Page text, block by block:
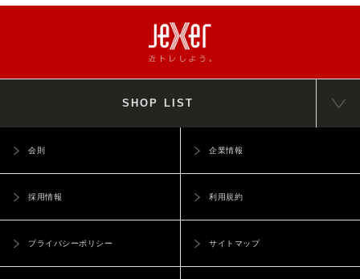
SHOP LIST
会則 企業情報
採用情報 利用規約
プライバシーポリシー サイトマップ